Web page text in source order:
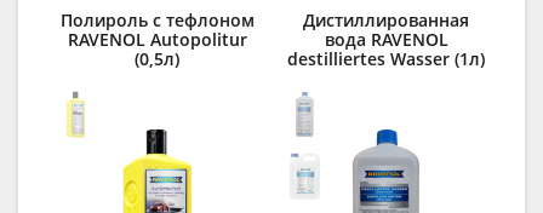
Полироль с тефлоном
RAVENOL Autopolitur
(0,5л)
Дистиллированная
вода RAVENOL
destilliertes Wasser (1л)